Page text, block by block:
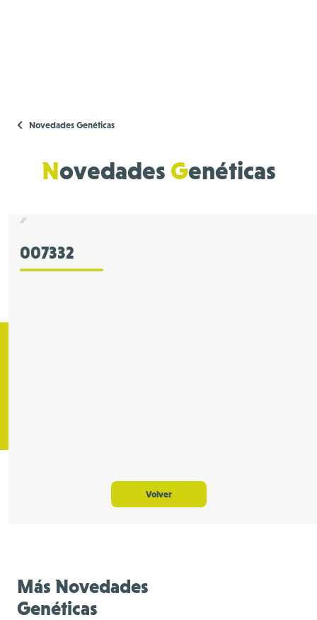
Novedades Genéticas
Novedades Genéticas
//
007332
Volver
Más Novedades
Genéticas